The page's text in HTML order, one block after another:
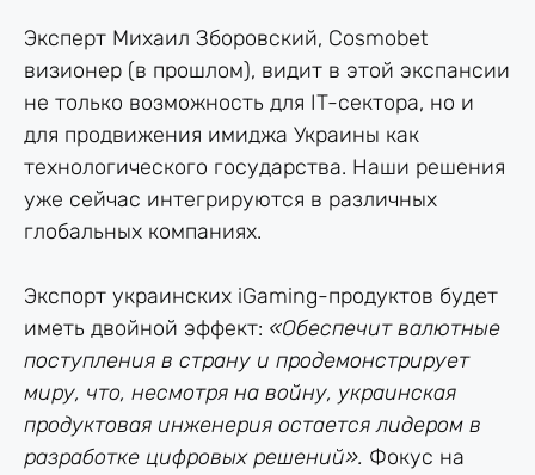
Эксперт Михаил Зборовский, Cosmobet
визионер (в прошлом), видит в этой экспансии
не только возможность для IT-сектора, но и
для продвижения имиджа Украины как
технологического государства. Наши решения
уже сейчас интегрируются в различных
глобальных компаниях.
Экспорт украинских iGaming-продуктов будет
иметь двойной эффект: «Обеспечит валютные
поступления в страну и продемонстрирует
миру, что, несмотря на войну, украинская
продуктовая инженерия остается лидером в
разработке цифровых решений». Фокус на